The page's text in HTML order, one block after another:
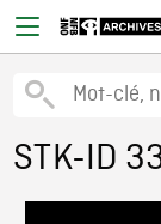
STK-ID